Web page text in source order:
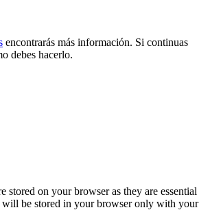
encontrarás más información. Si continuas
debes hacerlo.
stored on your browser as they are essential
will be stored in your browser only with your